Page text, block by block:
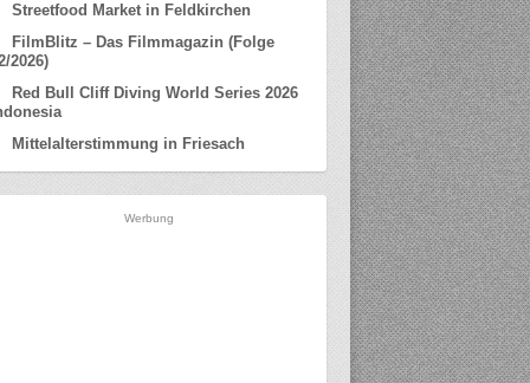
Streetfood Market in Feldkirchen
FilmBlitz – Das Filmmagazin (Folge
2026)
Red Bull Cliff Diving World Series 2026
Mittelalterstimmung in Friesach
Werbung